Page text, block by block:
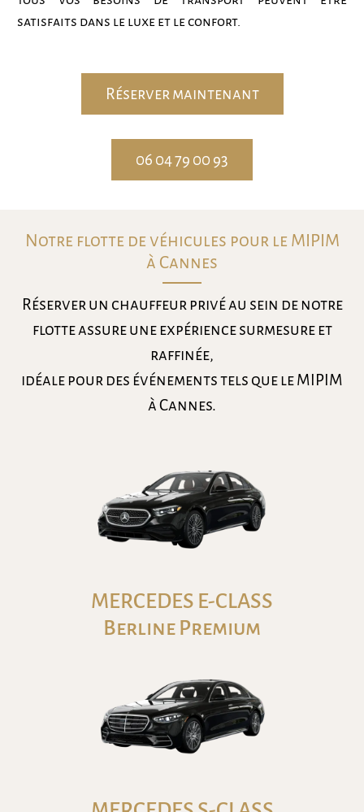
satisfaits dans le luxe et le confort.
Réserver maintenant
06 04 79 00 93
Notre flotte de véhicules pour le MIPIM
à Cannes
Réserver un chauffeur privé au sein de notre
flotte assure une expérience surmesure et
raffinée,
idéale pour des événements tels que le MIPIM
à Cannes.
MERCEDES E-CLASS
Berline Premium